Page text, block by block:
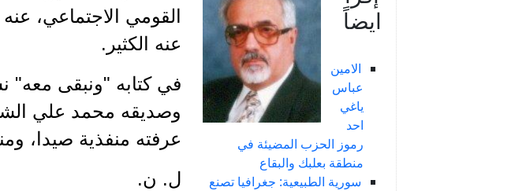
ايضاً
الامين
عباس
ياغي
احد
رموز الحزب المضيئة في
منطقة بعلبك والبقاع
سورية الطبيعية: جغرافيا تصنع
عنه الكثير.
في كتابه "ونبقى
وصديقه محمد علي
عرفته منفذية صيدا،
ل. ن.